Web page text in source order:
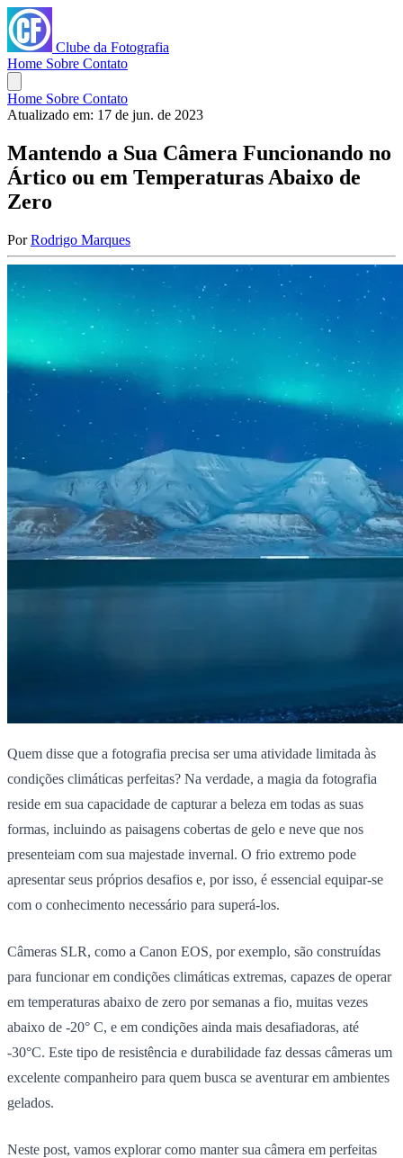
Clube da Fotografia
Home Sobre Contato
Home Sobre Contato
Atualizado em: 17 de jun. de 2023
Mantendo a Sua Câmera Funcionando no
Ártico ou em Temperaturas Abaixo de
Zero
Por Rodrigo Marques
Quem disse que a fotografia precisa ser uma atividade limitada às
condições climáticas perfeitas? Na verdade, a magia da fotografia
reside em sua capacidade de capturar a beleza em todas as suas
formas, incluindo as paisagens cobertas de gelo e neve que nos
presenteiam com sua majestade invernal. O frio extremo pode
apresentar seus próprios desafios e, por isso, é essencial equipar-se
com o conhecimento necessário para superá-los.
Câmeras SLR, como a Canon EOS, por exemplo, são construídas
para funcionar em condições climáticas extremas, capazes de operar
em temperaturas abaixo de zero por semanas a fio, muitas vezes
abaixo de -20° C, e em condições ainda mais desafiadoras, até
-30°C. Este tipo de resistência e durabilidade faz dessas câmeras um
excelente companheiro para quem busca se aventurar em ambientes
gelados.
Neste post, vamos explorar como manter sua câmera em perfeitas